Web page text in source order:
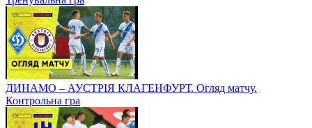
ДИНАМО – АУСТРІЯ КЛАГЕНФУРТ. Огляд матчу.
Контрольна гра